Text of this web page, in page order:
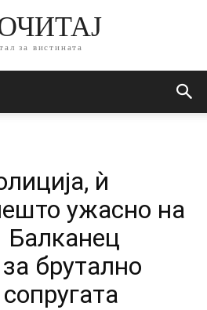
за вистината
ѝ
ужасно на
брутално